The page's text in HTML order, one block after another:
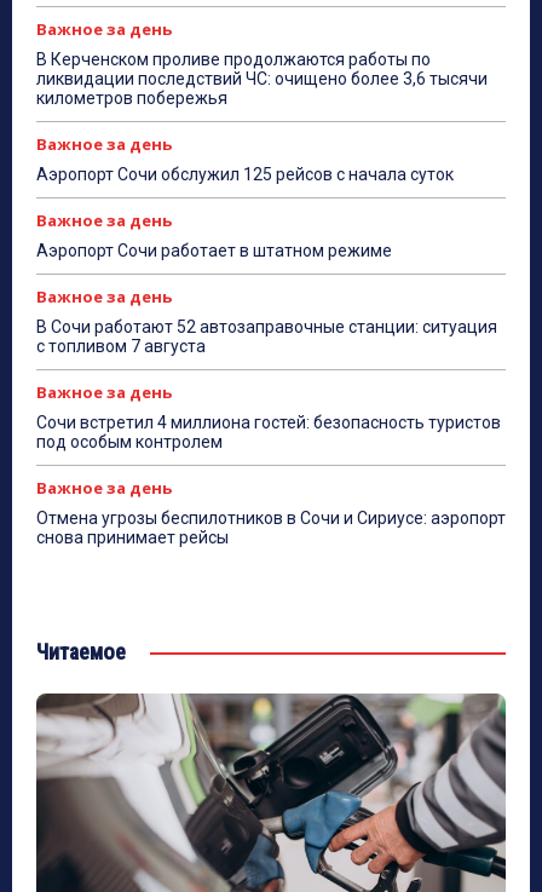
Важное за день
В Керченском проливе продолжаются работы по
ликвидации последствий ЧС: очищено более 3,6 тысячи
километров побережья
Важное за день
Аэропорт Сочи обслужил 125 рейсов с начала суток
Важное за день
Аэропорт Сочи работает в штатном режиме
Важное за день
В Сочи работают 52 автозаправочные станции: ситуация
с топливом 7 августа
Важное за день
Сочи встретил 4 миллиона гостей: безопасность туристов
под особым контролем
Важное за день
Отмена угрозы беспилотников в Сочи и Сириусе: аэропорт
снова принимает рейсы
Читаемое